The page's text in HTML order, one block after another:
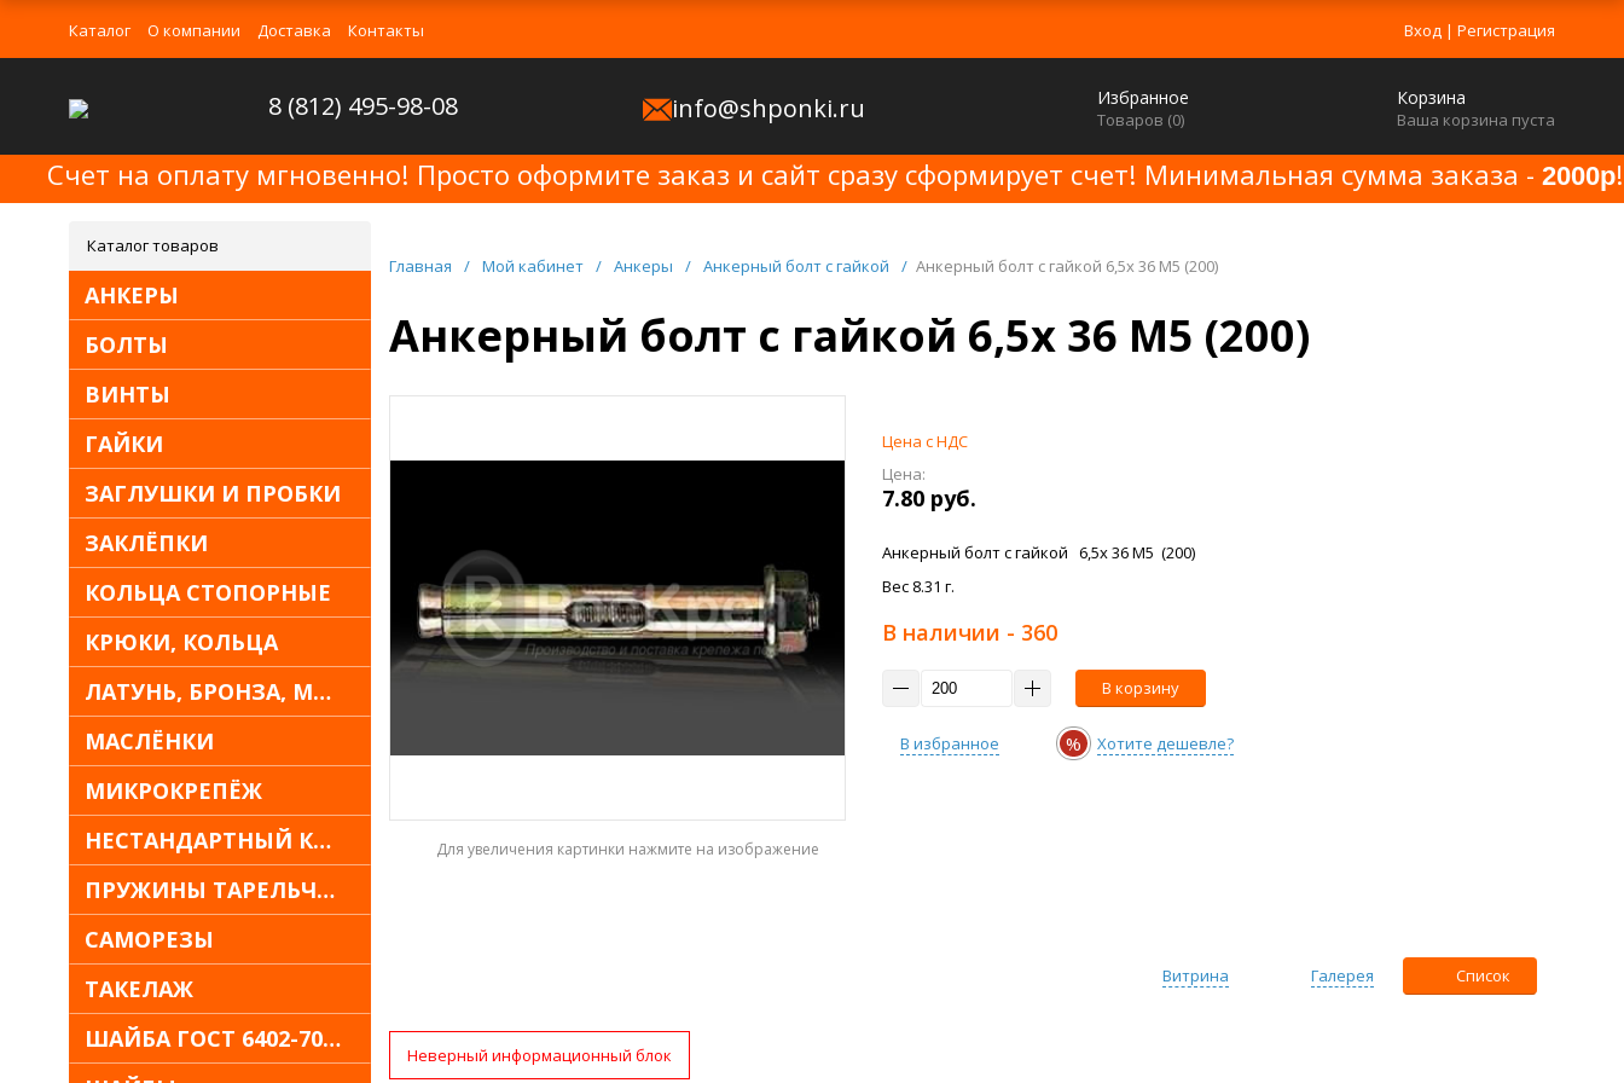
Вход | Регистрация
Каталог О компании Доставка Контакты
8 (812) 495-98-08 info@shponki.ru Избранное
Товаров (0)
Корзина
Ваша корзина пуста
Счет на оплату мгновенно! Просто оформите заказ и сайт сразу сформирует счет! Минимальная сумма заказа - 2000р!
Каталог товаров
АНКЕРЫ
БОЛТЫ
ВИНТЫ
ГАЙКИ
ЗАГЛУШКИ И ПРОБКИ
ЗАКЛЁПКИ
КОЛЬЦА СТОПОРНЫЕ
КРЮКИ, КОЛЬЦА
ЛАТУНЬ, БРОНЗА, МЕДЬ
МАСЛЁНКИ
МИКРОКРЕПЁЖ
НЕСТАНДАРТНЫЙ КРЕПЁЖ
ПРУЖИНЫ ТАРЕЛЬЧАТЫЕ
САМОРЕЗЫ
ТАКЕЛАЖ
ШАЙБА ГОСТ 6402-70 30Х13
Главная / Мой кабинет / Анкеры / Анкерный болт с гайкой / Анкерный болт с гайкой 6,5x 36 M5 (200)
Анкерный болт с гайкой 6,5x 36 M5 (200)
Для увеличения картинки нажмите на изображение
Цена с НДС
Цена:
7.80 руб.
Анкерный болт с гайкой 6,5x 36 M5 (200)
Вес 8.31 г.
В наличии - 360
В корзину
В избранное % Хотите дешевле?
Список
Галерея
Витрина
Неверный информационный блок